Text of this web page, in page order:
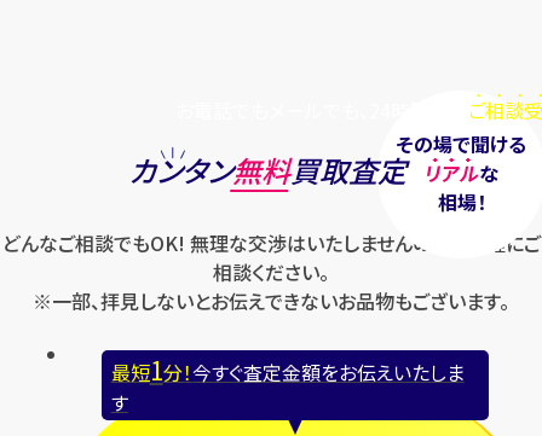
ご相談
その場で聞ける
リアルな
相場！
カンタン無料買取査定
どんなご相談でもOK! 無理な交渉はいたしませんのでお気軽にご
相談ください。
※一部、拝見しないとお伝えできないお品物もございます。
最短1分！今すぐ査定金額をお伝えいたしま
す